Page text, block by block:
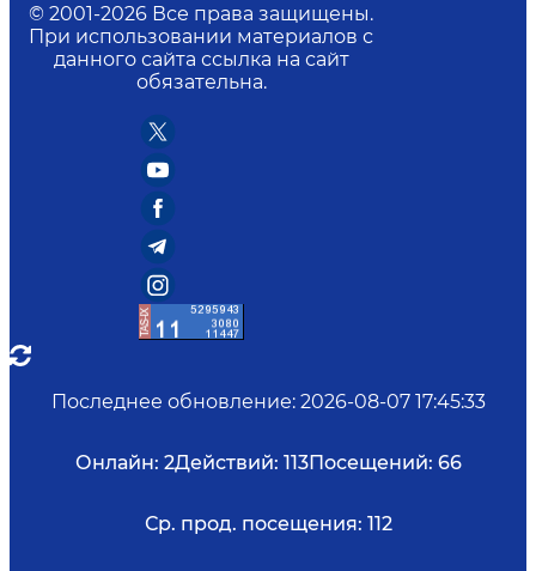
© 2001-2026 Все права защищены.
При использовании материалов с
данного сайта ссылка на сайт
обязательна.
Последнее обновление: 2026-08-07 17:45:33
Онлайн: 2Действий: 113Посещений: 66
Ср. прод. посещения: 112